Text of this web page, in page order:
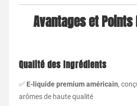
Avantages et Points
Qualité des Ingrédients
✅ E-liquide premium américain,
arômes de haute qualité